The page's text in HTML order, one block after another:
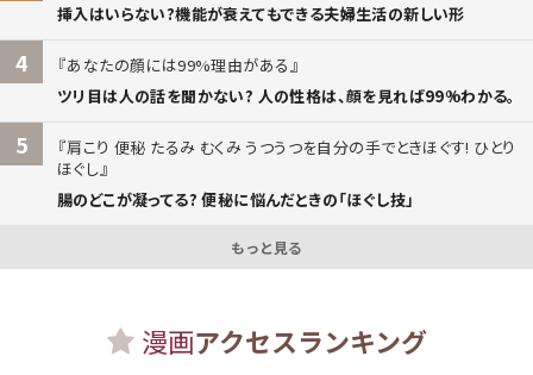
挿入はいらない?機能が衰えてもできる夫婦生活の新しい形
4
あなたの顔には99%理由がある
ツリ目は人の話を聞かない? 人の性格は、顔を見れば99%わかる。
5
肩こり 便秘 たるみ むくみ うつうつを自分の手でときほぐす! ひとり
ほぐし
腸のどこが凝ってる? 便秘に悩んだときの「ほぐし技」
もっと見る
漫画アクセスランキング